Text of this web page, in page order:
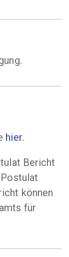
hier.
Bericht
können
für